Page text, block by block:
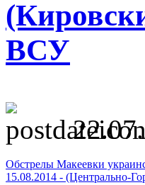
ВСУ
Обстрелы Макеевки
15.08.2014 - (Центрально-